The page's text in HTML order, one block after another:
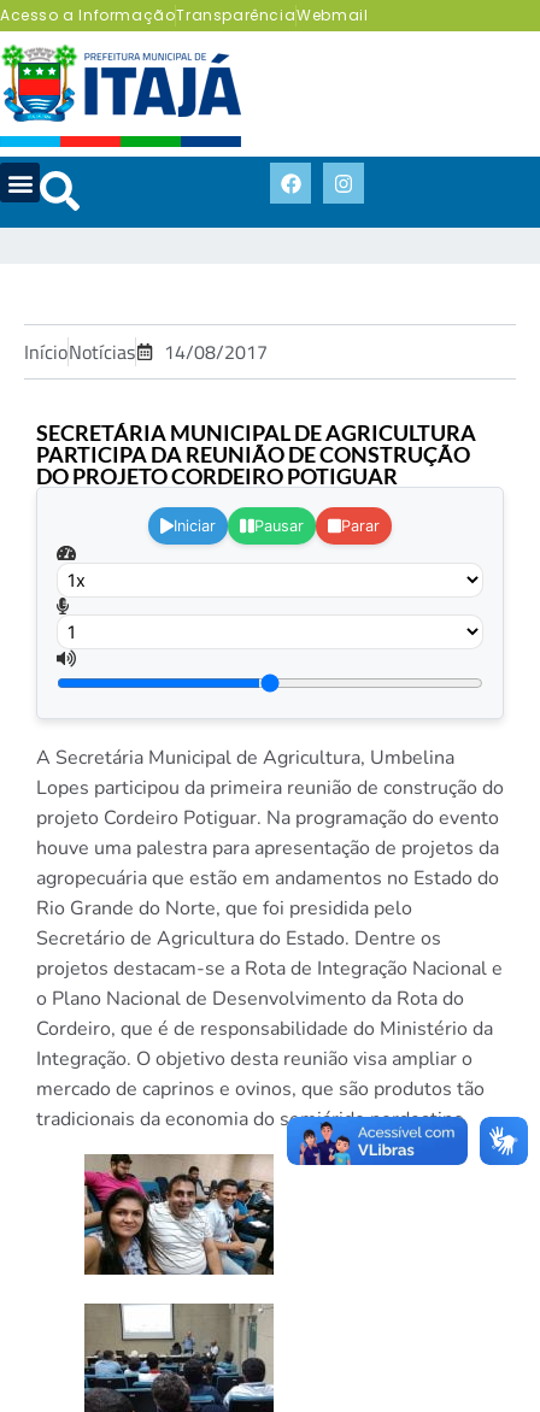
Acesso a InformaçãoTransparênciaWebmail
InícioNotícias 14/08/2017
SECRETÁRIA MUNICIPAL DE AGRICULTURA
PARTICIPA DA REUNIÃO DE CONSTRUÇÃO
DO PROJETO CORDEIRO POTIGUAR
Iniciar Pausar Parar
A Secretária Municipal de Agricultura, Umbelina
Lopes participou da primeira reunião de construção do
projeto Cordeiro Potiguar. Na programação do evento
houve uma palestra para apresentação de projetos da
agropecuária que estão em andamentos no Estado do
Rio Grande do Norte, que foi presidida pelo
Secretário de Agricultura do Estado. Dentre os
projetos destacam-se a Rota de Integração Nacional e
o Plano Nacional de Desenvolvimento da Rota do
Cordeiro, que é de responsabilidade do Ministério da
Integração. O objetivo desta reunião visa ampliar o
mercado de caprinos e ovinos, que são produtos tão
tradicionais da economia do semiárido nordestino.